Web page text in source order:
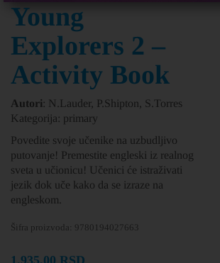
Young
Explorers 2 –
Activity Book
Autori: N.Lauder, P.Shipton, S.Torres
Kategorija: primary
Povedite svoje učenike na uzbudljivo
putovanje! Premestite engleski iz realnog
sveta u učionicu! Učenici će istraživati
jezik dok uče kako da se izraze na
engleskom.
Šifra proizvoda: 9780194027663
1.935,00 RSD